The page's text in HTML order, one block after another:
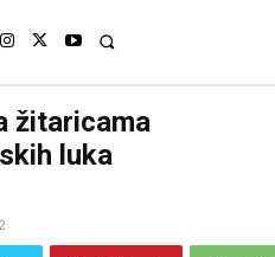
žitaricama
luka